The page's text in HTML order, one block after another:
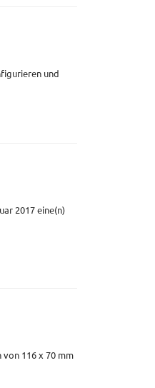
und
2017 eine(n)
116 x 70 mm